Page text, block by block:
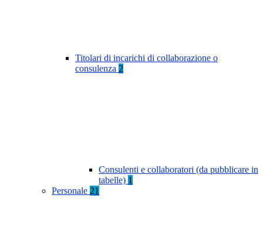
Titolari di incarichi di collaborazione o
consulenza 2
Consulenti e collaboratori (da pubblicare in
tabelle) 1
Personale 21